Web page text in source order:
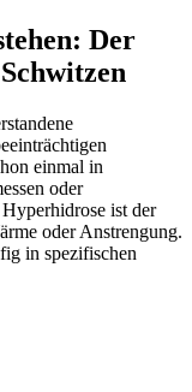
Der
einmal​ in
oder
ist der
oder Anstrengung.
in spezifischen